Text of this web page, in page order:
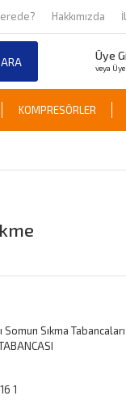
Hakkımızda
ARA Üye
veya
KOMPRESÖRLER
Somun Sıkma Tabancaları
1